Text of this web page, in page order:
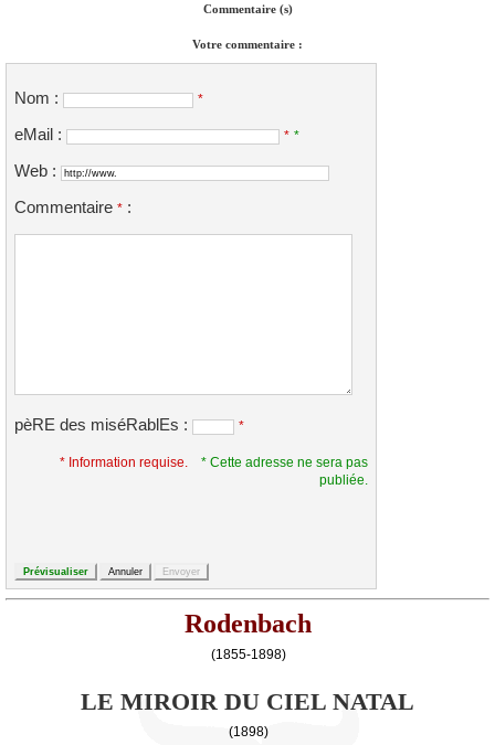
Commentaire (s)
Votre commentaire :
Nom : *
eMail : * *
Web :
Commentaire * :
pèRE des miséRablEs : *
* Information requise.
* Cette adresse ne sera pas
publiée.
Rodenbach
(1855-1898)
LE MIROIR DU CIEL NATAL
(1898)